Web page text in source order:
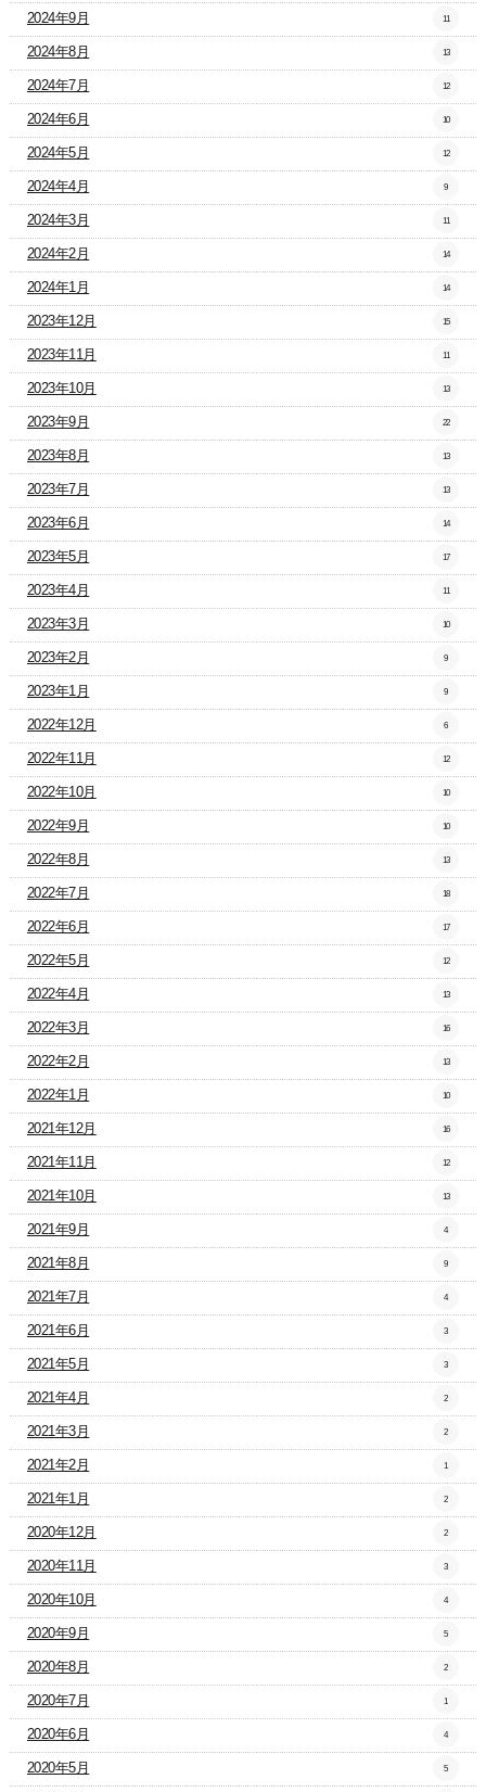
2024年9月 11
2024年8月 13
2024年7月 12
2024年6月 10
2024年5月 12
2024年4月 9
2024年3月 11
2024年2月 14
2024年1月 14
2023年12月 15
2023年11月 11
2023年10月 13
2023年9月 22
2023年8月 13
2023年7月 13
2023年6月 14
2023年5月 17
2023年4月 11
2023年3月 10
2023年2月 9
2023年1月 9
2022年12月 6
2022年11月 12
2022年10月 10
2022年9月 10
2022年8月 13
2022年7月 18
2022年6月 17
2022年5月 12
2022年4月 13
2022年3月 16
2022年2月 13
2022年1月 10
2021年12月 16
2021年11月 12
2021年10月 13
2021年9月 4
2021年8月 9
2021年7月 4
2021年6月 3
2021年5月 3
2021年4月 2
2021年3月 2
2021年2月 1
2021年1月 2
2020年12月 2
2020年11月 3
2020年10月 4
2020年9月 5
2020年8月 2
2020年7月 1
2020年6月 4
2020年5月 5